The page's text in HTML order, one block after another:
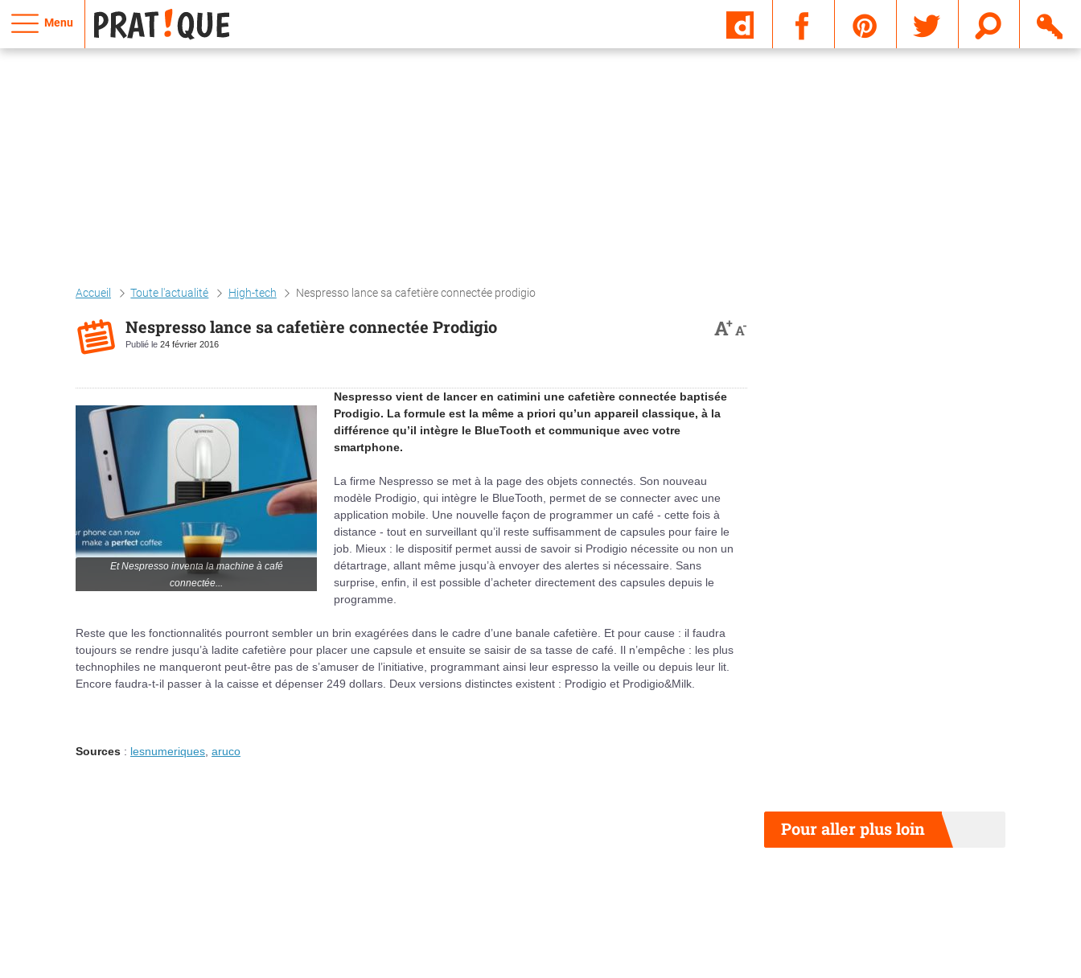
Menu
Accueil Toute l'actualité High-tech Nespresso lance sa cafetière connectée prodigio
Nespresso lance sa cafetière connectée Prodigio
Publié le 24 février 2016
A+A-
Et Nespresso inventa la machine à café
connectée...
Nespresso vient de lancer en catimini une cafetière connectée baptisée
Prodigio. La formule est la même a priori qu’un appareil classique, à la
différence qu’il intègre le BlueTooth et communique avec votre
smartphone.
La firme Nespresso se met à la page des objets connectés. Son nouveau
modèle Prodigio, qui intègre le BlueTooth, permet de se connecter avec une
application mobile. Une nouvelle façon de programmer un café - cette fois à
distance - tout en surveillant qu’il reste suffisamment de capsules pour faire le
job. Mieux : le dispositif permet aussi de savoir si Prodigio nécessite ou non un
détartrage, allant même jusqu’à envoyer des alertes si nécessaire. Sans
surprise, enfin, il est possible d’acheter directement des capsules depuis le
programme.
Reste que les fonctionnalités pourront sembler un brin exagérées dans le cadre d’une banale cafetière. Et pour cause : il faudra
toujours se rendre jusqu’à ladite cafetière pour placer une capsule et ensuite se saisir de sa tasse de café. Il n’empêche : les plus
technophiles ne manqueront peut-être pas de s’amuser de l’initiative, programmant ainsi leur espresso la veille ou depuis leur lit.
Encore faudra-t-il passer à la caisse et dépenser 249 dollars. Deux versions distinctes existent : Prodigio et Prodigio&Milk.
Sources : lesnumeriques aruco
Pour aller plus loin